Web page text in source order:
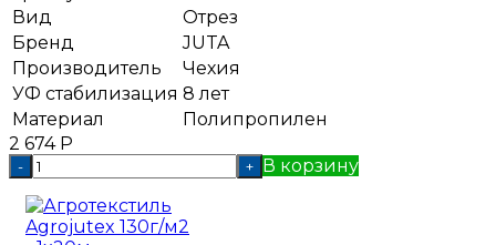
Вид
Отрез
Бренд
JUTA
Производитель
Чехия
УФ стабилизация 8 лет
Материал
Полипропилен
2 674 Р
- + В корзину